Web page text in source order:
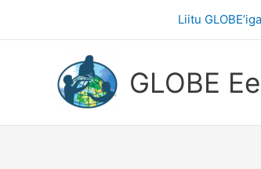
Liitu GLOBE’iga
GLOBE